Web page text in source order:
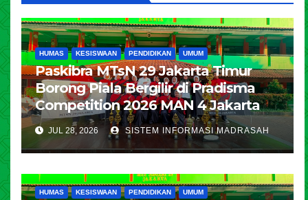
HUMAS KESISWAAN PENDIDIKAN UMUM
Paskibra MTsN 29 Jakarta Timur
Borong Piala Bergilir di Pradisma
Competition 2026 MAN 4 Jakarta
JUL 28, 2026 SISTEM INFORMASI MADRASAH
HUMAS KESISWAAN PENDIDIKAN UMUM